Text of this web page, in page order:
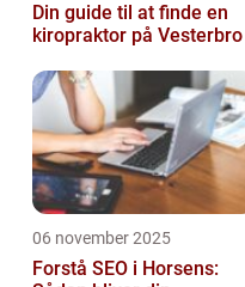
Din guide til at finde en
kiropraktor på Vesterbro
06 november 2025
Forstå SEO i Horsens: